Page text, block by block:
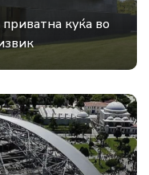
приватна куќа во